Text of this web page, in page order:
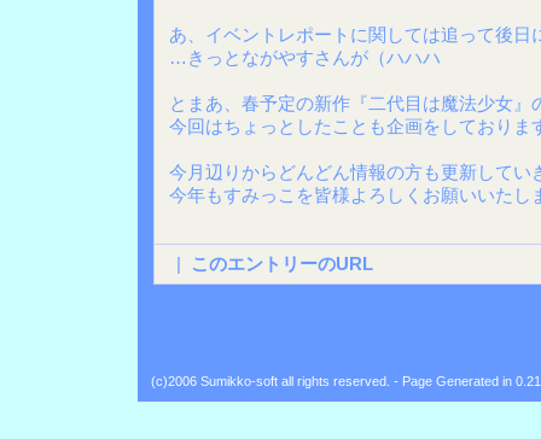
あ、イベントレポートに関しては追って後日
…きっとながやすさんが（ハハハ
とまあ、春予定の新作『二代目は魔法少女』
今回はちょっとしたことも企画をしておりま
今月辺りからどんどん情報の方も更新してい
今年もすみっこを皆様よろしくお願いいたし
| このエントリーのURL
(c)2006 Sumikko-soft all rights reserved. - Page Generated in